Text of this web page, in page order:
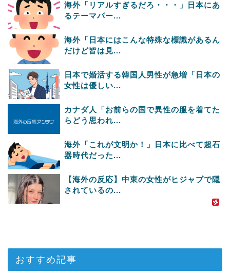
海外「リアルすぎるだろ・・・」日本にあ
るテーマパー...
海外「日本にはこんな特殊な標識があるん
だけど皆は見...
日本で婚活する韓国人男性が急増「日本の
女性は優しい...
カナダ人「お前らの国で異性の服を着てた
らどう思われ...
海外「これが文明か！」日本に比べて超石
器時代だった...
【海外の反応】中東の女性がヒジャブで隠
されているの...
おすすめ記事